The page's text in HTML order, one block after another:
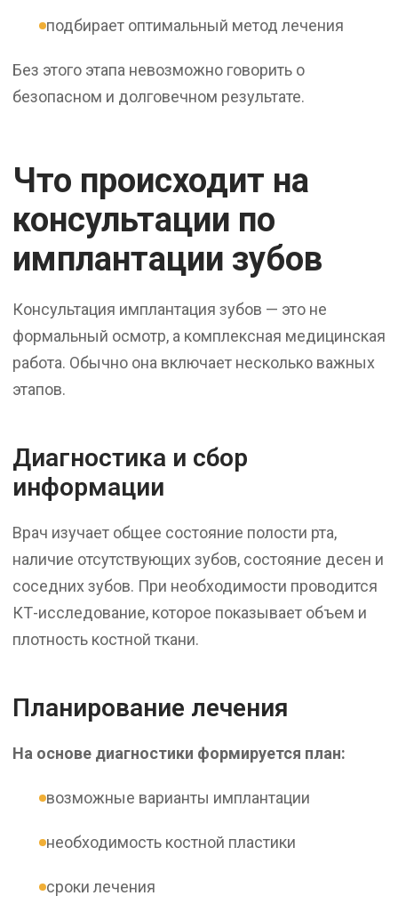
подбирает оптимальный метод лечения
Без этого этапа невозможно говорить о
безопасном и долговечном результате.
Что происходит на
консультации по
имплантации зубов
Консультация имплантация зубов — это не
формальный осмотр, а комплексная медицинская
работа. Обычно она включает несколько важных
этапов.
Диагностика и сбор
информации
Врач изучает общее состояние полости рта,
наличие отсутствующих зубов, состояние десен и
соседних зубов. При необходимости проводится
КТ-исследование, которое показывает объем и
плотность костной ткани.
Планирование лечения
На основе диагностики формируется план:
возможные варианты имплантации
необходимость костной пластики
сроки лечения